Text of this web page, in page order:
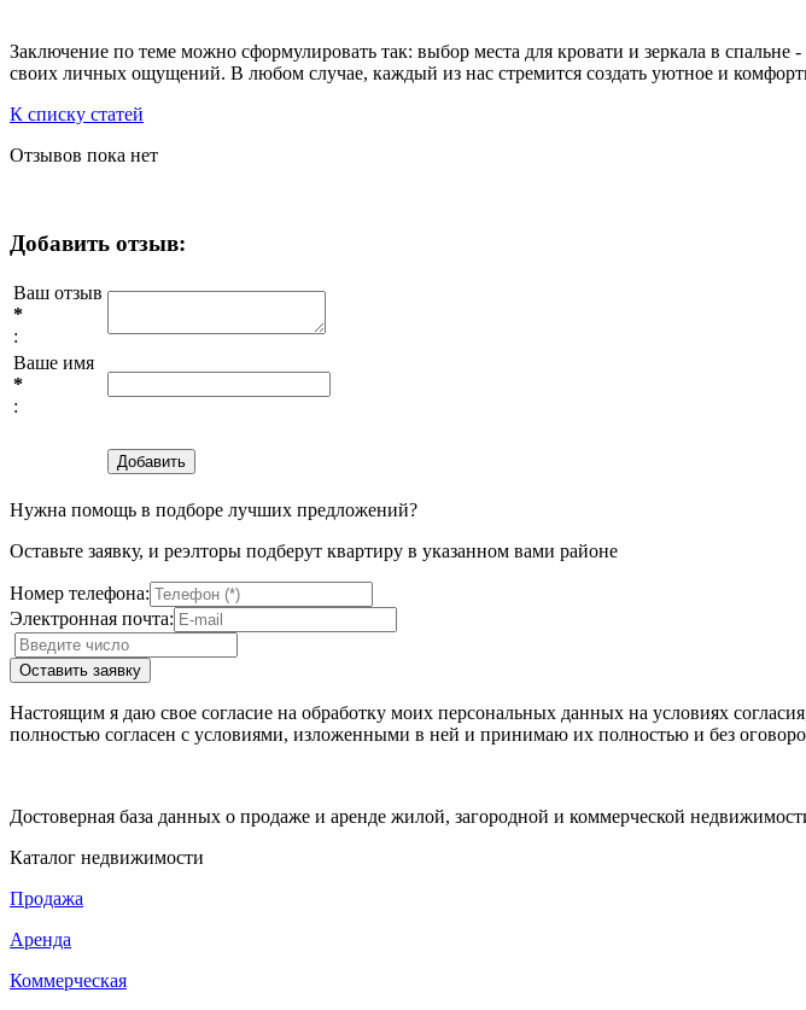
Заключение по теме можно сформулировать так: выбор места для кровати и зеркала в
своих личных ощущений. В любом случае, каждый из нас стремится создать уютное и
К списку статей
Отзывов пока нет
Добавить отзыв:
Ваш отзыв
*
:
Ваше имя
*
:
Нужна помощь в подборе лучших предложений?
Оставьте заявку, и реэлторы подберут квартиру в указанном вами районе
Номер телефона:
Электронная почта:
Настоящим я даю свое согласие на обработку моих персональных данных на условиях
полностью согласен с условиями, изложенными в ней и принимаю их полностью и без
Достоверная база данных о продаже и аренде жилой, загородной и коммерческой
Каталог недвижимости
Продажа
Аренда
Коммерческая